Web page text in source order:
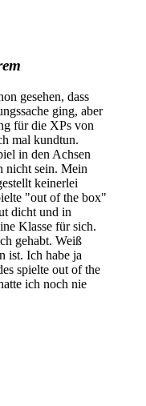
gesehen, dass
ging, aber
für die XPs von
mal kundtun.
in den Achsen
nicht sein. Mein
keinerlei
"out of the box"
dicht und in
Klasse für sich.
gehabt. Weiß
ist. Ich habe ja
spielte out of the
ich noch nie